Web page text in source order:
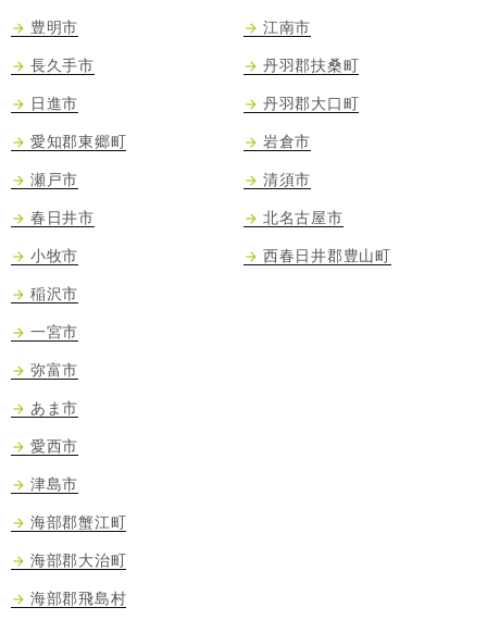
豊明市
長久手市
日進市
愛知郡東郷町
瀬戸市
春日井市
小牧市
江南市
丹羽郡扶桑町
丹羽郡大口町
岩倉市
清須市
北名古屋市
西春日井郡豊山町
稲沢市
一宮市
弥富市
あま市
愛西市
津島市
海部郡蟹江町
海部郡大治町
海部郡飛島村